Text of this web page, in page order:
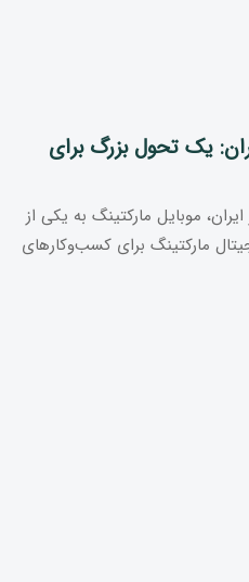
یک تحول بزرگ برای
موبایل مارکتینگ به یکی از
مارکتینگ برای کسب‌وکارهای